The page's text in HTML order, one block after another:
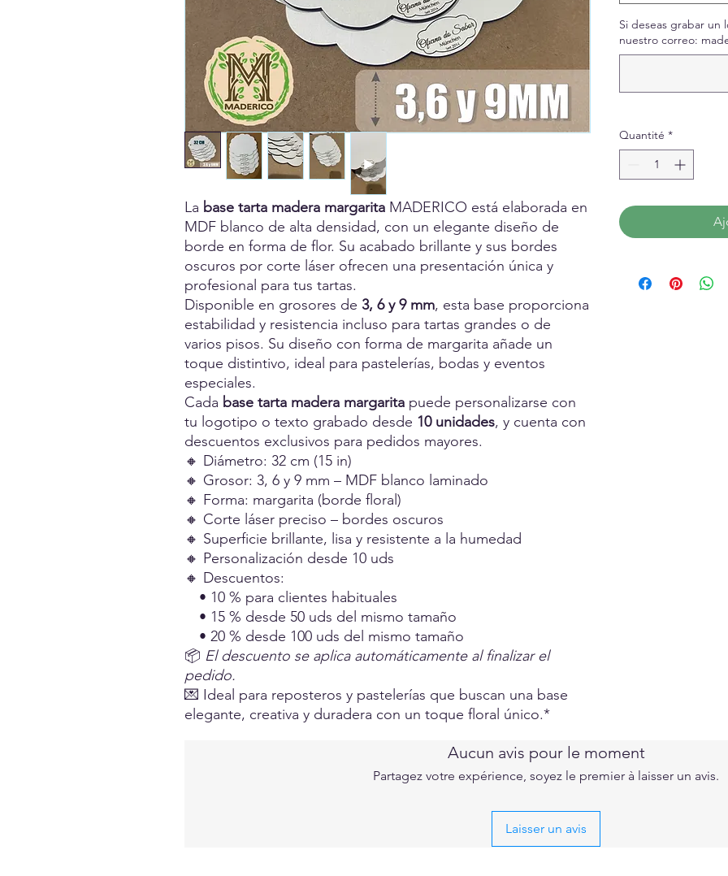
La base tarta madera margarita MADERICO está elaborada en
MDF blanco de alta densidad, con un elegante diseño de
borde en forma de flor. Su acabado brillante y sus bordes
oscuros por corte láser ofrecen una presentación única y
profesional para tus tartas.
Disponible en grosores de 3, 6 y 9 mm, esta base proporciona
estabilidad y resistencia incluso para tartas grandes o de
varios pisos. Su diseño con forma de margarita añade un
toque distintivo, ideal para pastelerías, bodas y eventos
especiales.
Cada base tarta madera margarita puede personalizarse con
tu logotipo o texto grabado desde 10 unidades, y cuenta con
descuentos exclusivos para pedidos mayores.
🔸 Diámetro: 32 cm (15 in)
🔸 Grosor: 3, 6 y 9 mm – MDF blanco laminado
🔸 Forma: margarita (borde floral)
🔸 Corte láser preciso – bordes oscuros
🔸 Superficie brillante, lisa y resistente a la humedad
🔸 Personalización desde 10 uds
🔸 Descuentos:
• 10 % para clientes habituales
• 15 % desde 50 uds del mismo tamaño
• 20 % desde 100 uds del mismo tamaño
📦 El descuento se aplica automáticamente al finalizar el
pedido.
💌 Ideal para reposteros y pastelerías que buscan una base
elegante, creativa y duradera con un toque floral único.*
Si deseas grabar un
nuestro correo:
Quantité *
Aucun avis pour le moment
Partagez votre expérience, soyez le premier à laisser un avis.
Laisser un avis